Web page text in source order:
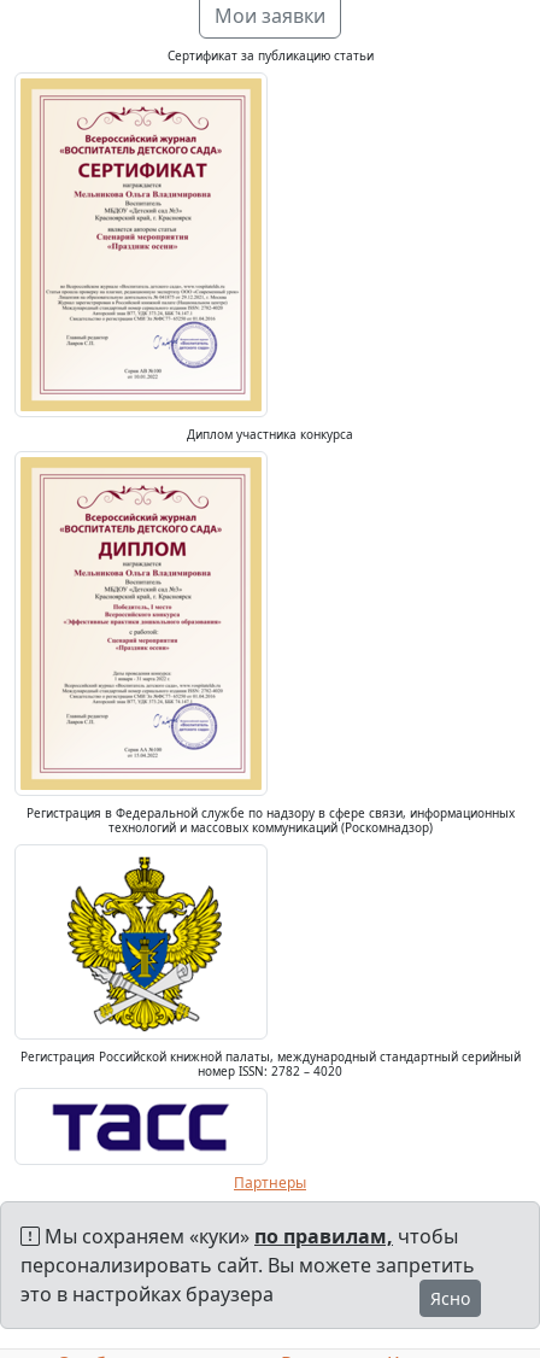
Мои заявки
Сертификат за публикацию статьи
Диплом участника конкурса
Регистрация в Федеральной службе по надзору в сфере связи, информационных
технологий и массовых коммуникаций (Роскомнадзор)
Регистрация Российской книжной палаты, международный стандартный серийный
номер ISSN: 2782 – 4020
Партнеры
Мы сохраняем «куки» по правилам, чтобы
персонализировать сайт. Вы можете запретить
это в настройках браузера
Ясно